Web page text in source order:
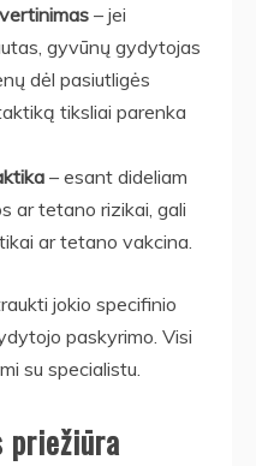
– jei
gyvūnų gydytojas
dėl pasiutligės
tiksliai parenka
– esant dideliam
ar tetano rizikai, gali
ar tetano vakcina.
jokio specifinio
paskyrimo. Visi
su specialistu.
priežiūra